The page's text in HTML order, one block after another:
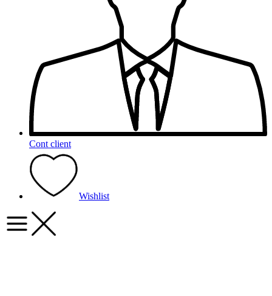
Cont client
Wishlist